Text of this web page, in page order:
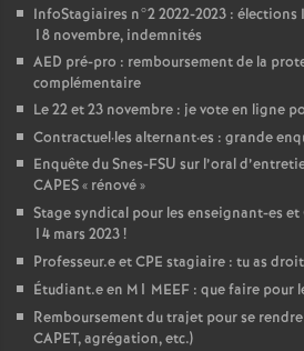
InfoStagiaires n°2 2022-2023 : élections
18 novembre, indemnités
AED pré-pro : remboursement de la
complémentaire
Le 22 et 23 novembre : je vote en ligne
Contractuel·les alternant·es : grande
Enquête du Snes-FSU sur l’oral
CAPES« rénové»
Stage syndical pour les enseignant-es et
14 mars 2023!
Professeur.e etCPE stagiaire : tu as
Étudiant.e en M1 MEEF : que faire pour
Remboursement du trajet pour se
CAPET, agrégation, etc.)